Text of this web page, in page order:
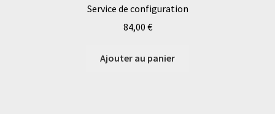
Service de configuration
84,00 €
Ajouter au panier